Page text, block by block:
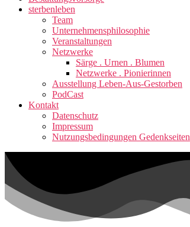
sterbenleben
Team
Unternehmensphilosophie
Veranstaltungen
Netzwerke
Särge . Urnen . Blumen
Netzwerke . Pionierinnen
Ausstellung Leben-Aus-Gestorben
PodCast
Kontakt
Datenschutz
Impressum
Nutzungsbedingungen Gedenkseiten